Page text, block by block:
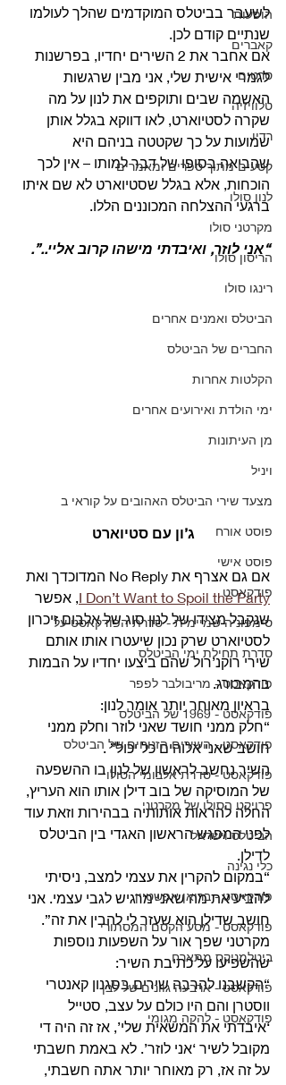
הופעות
קאברים
סרטים
טלוויזיה
רדיו
קטעים מתוך ספרים ומאמרים
לנון סולו
מקרטני סולו
הריסון סולו
רינגו סולו
הביטלס ואמנים אחרים
החברים של הביטלס
הקלטות אחרות
ימי הולדת ואירועים אחרים
מן העיתונות
ויניל
מצעד שירי הביטלס האהובים על קוראי ב
פוסט אורח
פוסט אישי
פודקאסט
סימפוניה שמיימית - סדרת הפודקאסט על
סדרת תחילת ימי הביטלס
פודקאסט - מריבולבר לפפר
פודקאסט - 1969 של הביטלס
פודקאסט - השירים הזנוחים של הביטלס
פודקאסט - סדרת אלבומי הסולו
פרויקט הסולו של מקרטני
הביטלס וישראל
כלי נגינה
פודקאסט - בריאן אפשטיין
פודקאסט - מסע הקסם המסתורי
ביטלמניקס מתארח
פודקאסט - ארבעה גוונים של לבן
פודקאסט - להקה מגומי
לשעבר בביטלס המוקדמים שהלך לעולמו
שנתיים קודם לכן.
אם אחבר את 2 השירים יחדיו, בפרשנות
לגמרי אישית שלי, אני מבין שרגשות
האשמה שבים ותוקפים את לנון על מה
שקרה לסטיוארט, לאו דווקא בגלל אותן
שמועות על כך שקטטה בניהם היא
שהביאה בסופו של דבר למותו – אין לכך
הוכחות, אלא בגלל שסטיוארט לא שם איתו
ברגעי ההצלחה המכוננים הללו.
“אני לוזר, ואיבדתי מישהו קרוב אליי..”.
ג’ון עם סטיוארט
אם גם אצרף את No Reply המדוכדך ואת
I Don’t Want to Spoil the Party, אפשר
שנקבל מצידו של לנון סוג של אלבום זיכרון
לסטיוארט שרק נכון שיעטרו אותו אותם
שירי רוקנ’רול שהם ביצעו יחדיו על הבמות
בהמבורג.
בראיון מאוחר יותר אומר לנון:
“חלק ממני חושד שאני לוזר וחלק ממני
חושב שאני אלוהים כל יכול” .
השיר נחשב לראשון של לנון בו ההשפעה
של המוסיקה של בוב דילן אותו הוא העריץ,
החלה להראות אותותיה בבהירות וזאת עוד
לפני המפגש הראשון האגדי בין הביטלס
לדילן.
“במקום להקרין את עצמי למצב, ניסיתי
להביע את מה שאני מרגיש לגבי עצמי. אני
חושב שדילן הוא שעזר לי להבין את זה”.
מקרטני שפך אור על השפעות נוספות
שהשפיעו על כתיבת השיר:
“הקשבנו להרבה שירים בסגנון קאנטרי
ווסטרן והם היו כולם על עצב, סטייל
‘איבדתי את המשאית שלי’, אז זה היה די
מקובל לשיר ‘אני לוזר’. לא באמת חשבתי
על זה אז, רק מאוחר יותר אתה חשבתי,